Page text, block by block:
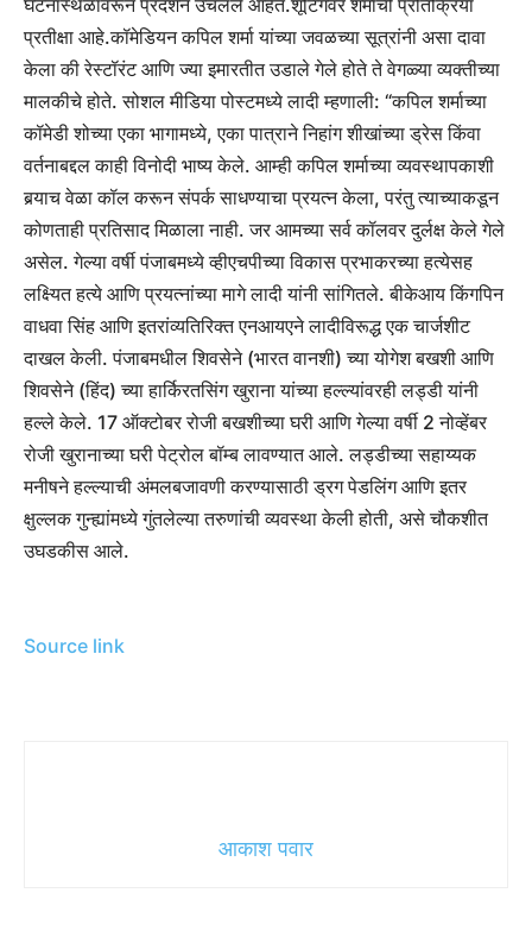
घटनास्थळावरून प्रदर्शन उचलले आहेत.शूटिंगवर शर्माची प्रतिक्रिया
प्रतीक्षा आहे.कॉमेडियन कपिल शर्मा यांच्या जवळच्या सूत्रांनी असा दावा
केला की रेस्टॉरंट आणि ज्या इमारतीत उडाले गेले होते ते वेगळ्या व्यक्तीच्या
मालकीचे होते.सोशल मीडिया पोस्टमध्ये लादी म्हणाली: “कपिल शर्माच्या
कॉमेडी शोच्या एका भागामध्ये, एका पात्राने निहांग शीखांच्या ड्रेस किंवा
वर्तनाबद्दल काही विनोदी भाष्य केले. आम्ही कपिल शर्माच्या व्यवस्थापकाशी
बर्‍याच वेळा कॉल करून संपर्क साधण्याचा प्रयत्न केला, परंतु त्याच्याकडून
कोणताही प्रतिसाद मिळाला नाही. जर आमच्या सर्व कॉलवर दुर्लक्ष केले गेले
असेल.गेल्या वर्षी पंजाबमध्ये व्हीएचपीच्या विकास प्रभाकरच्या हत्येसह
लक्ष्यित हत्ये आणि प्रयत्नांच्या मागे लादी यांनी सांगितले. बीकेआय किंगपिन
वाधवा सिंह आणि इतरांव्यतिरिक्त एनआयएने लादीविरूद्ध एक चार्जशीट
दाखल केली.पंजाबमधील शिवसेने (भारत वानशी) च्या योगेश बखशी आणि
शिवसेने (हिंद) च्या हार्किरतसिंग खुराना यांच्या हल्ल्यांवरही लड्डी यांनी
हल्ले केले. 17 ऑक्टोबर रोजी बखशीच्या घरी आणि गेल्या वर्षी 2 नोव्हेंबर
रोजी खुरानाच्या घरी पेट्रोल बॉम्ब लावण्यात आले. लड्डीच्या सहाय्यक
मनीषने हल्ल्याची अंमलबजावणी करण्यासाठी ड्रग पेडलिंग आणि इतर
क्षुल्लक गुन्ह्यांमध्ये गुंतलेल्या तरुणांची व्यवस्था केली होती, असे चौकशीत
उघडकीस आले.
Source link
आकाश पवार